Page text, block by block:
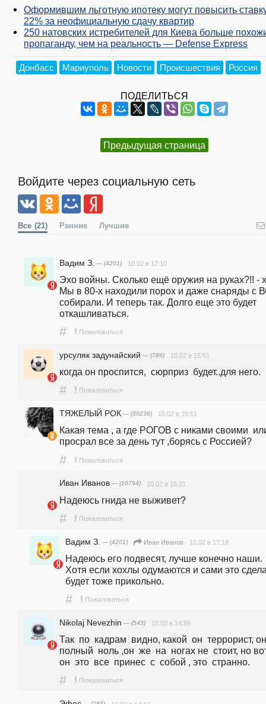
Оформившим льготную ипотеку могут повысить
22% за неофициальную сдачу квартир
250 натовских истребителей для Киева больше
пропаганду, чем на реальность — Defense Express
Донбасс Мариуполь Новости Происшествия Россия
ПОДЕЛИТЬСЯ
Предыдущая страница
Войдите через социальную сеть
Все (21) Ранние Лучшие
Вадим З. — (4201) 10.02 в 17:10
Эхо войны. Сколько ещё оружия на руках?!! -
Мы в 80-х находили порох и даже снаряды с
собирали. И теперь так. Долго еще это будет
откашливаться.
# ! Пожаловаться
урсуляк задунайский — (789) 10.02 в 15:51
когда он проспится,  сюрприз  будет..для него.
# ! Пожаловаться
ТЯЖЕЛЫЙ РОК — (39236) 10.02 в 15:51
Какая тема , а где РОГОВ с никами своими
просрал все за день тут ,борясь с Россией?
# ! Пожаловаться
Иван Иванов — (10794) 10.02 в 15:21
Надеюсь гнида не выживет?
# ! Пожаловаться
Вадим З. — (4201) Иван Иванов 10.02 в 17:18
Надеюсь его подвесят, лучше конечно наши.
Хотя если хохлы одумаются и сами это
будет тоже прикольно.
# ! Пожаловаться
Nikolaj Nevezhin — (543) 10.02 в 14:59
Так  по  кадрам  видно, какой  он  террорист, он
полный  ноль ,он  же  на  ногах не  стоит, но
он  это  все  принес  с  собой , это  странно.
# ! Пожаловаться